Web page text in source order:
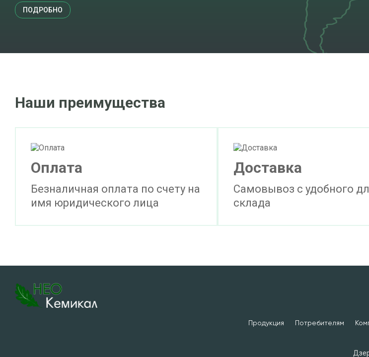
ПОДРОБНО
Наши преимущества
Оплата
Безналичная оплата по счету на
имя юридического лица
Доставка
Самовывоз с удобного
склада
Продукция Потребителям